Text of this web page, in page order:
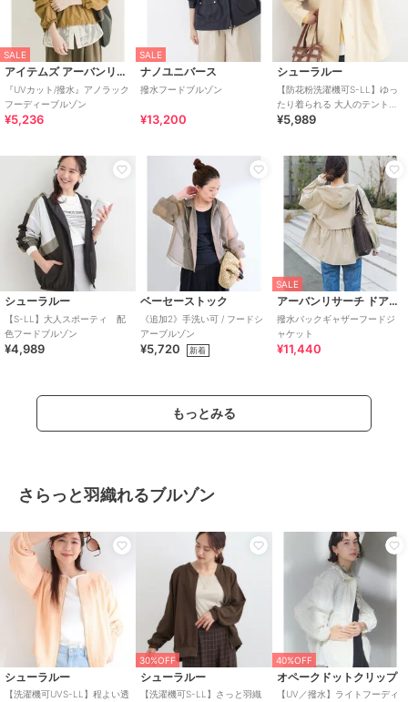
SALE
アイテムズ アーバンリサーチ
『UVカット/撥水』アノラック
フーディーブルゾン
¥5,236
SALE
ナノユニバース
撥水フードブルゾン
¥13,200
シューラルー
【防花粉洗濯機可S-LL】ゆっ
たり着られる 大人のテントフ
ーディージャケット
¥5,989
シューラルー
【S-LL】大人スポーティ 配
色フードブルゾン
¥4,989
ベーセーストック
《追加2》手洗い可 / フードシ
アーブルゾン
¥5,720 新着
SALE
アーバンリサーチ ドアーズ
撥水バックギャザーフードジ
ャケット
¥11,440
もっとみる
さらっと羽織れるブルゾン
シューラルー
【洗濯機可UVS-LL】程よい透
30%OFF
シューラルー
【洗濯機可S-LL】さっと羽織
40%OFF
オペークドットクリップ
【UV／撥水】ライトフーディ